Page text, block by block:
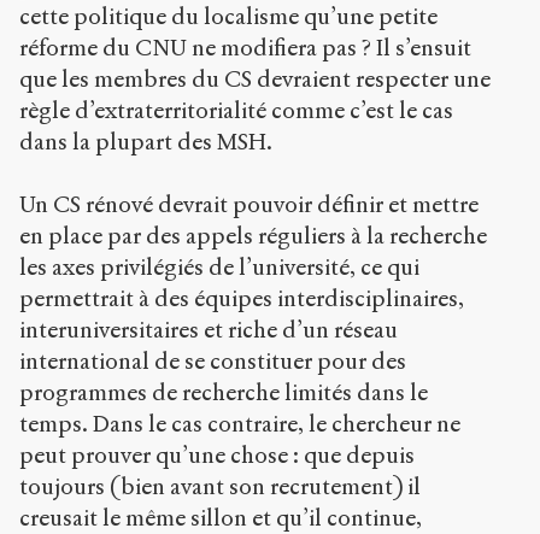
cette politique du localisme qu’une petite
réforme du CNU ne modifiera pas ? Il s’ensuit
que les membres du CS devraient respecter une
règle d’extraterritorialité comme c’est le cas
dans la plupart des MSH.
Un CS rénové devrait pouvoir définir et mettre
en place par des appels réguliers à la recherche
les axes privilégiés de l’université, ce qui
permettrait à des équipes interdisciplinaires,
interuniversitaires et riche d’un réseau
international de se constituer pour des
programmes de recherche limités dans le
temps. Dans le cas contraire, le chercheur ne
peut prouver qu’une chose : que depuis
toujours (bien avant son recrutement) il
creusait le même sillon et qu’il continue,